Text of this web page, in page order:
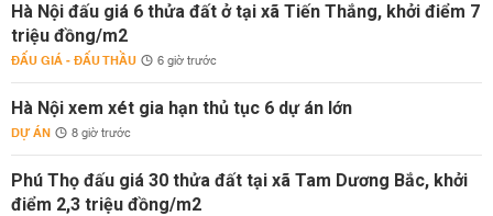
Hà Nội đấu giá 6 thửa đất ở tại xã Tiến Thắng, khởi điểm 7
triệu đồng/m2
ĐẤU GIÁ - ĐẤU THẦU 6 giờ trước
Hà Nội xem xét gia hạn thủ tục 6 dự án lớn
DỰ ÁN 8 giờ trước
Phú Thọ đấu giá 30 thửa đất tại xã Tam Dương Bắc, khởi
điểm 2,3 triệu đồng/m2